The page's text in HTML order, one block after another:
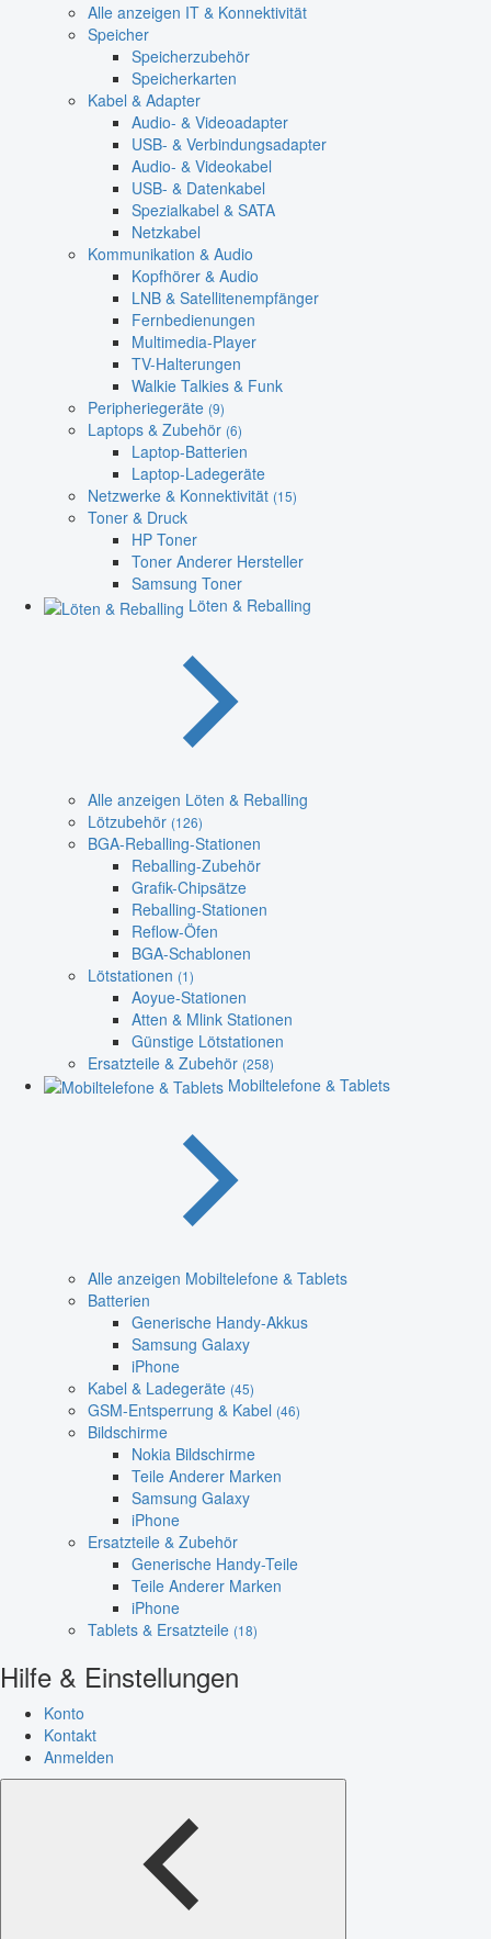
Alle anzeigen IT & Konnektivität
Speicher
Speicherzubehör
Speicherkarten
Kabel & Adapter
Audio- & Videoadapter
USB- & Verbindungsadapter
Audio- & Videokabel
USB- & Datenkabel
Spezialkabel & SATA
Netzkabel
Kommunikation & Audio
Kopfhörer & Audio
LNB & Satellitenempfänger
Fernbedienungen
Multimedia-Player
TV-Halterungen
Walkie Talkies & Funk
Peripheriegeräte (9)
Laptops & Zubehör (6)
Laptop-Batterien
Laptop-Ladegeräte
Netzwerke & Konnektivität (15)
Toner & Druck
HP Toner
Toner Anderer Hersteller
Samsung Toner
Löten & Reballing
Alle anzeigen Löten & Reballing
Lötzubehör (126)
BGA-Reballing-Stationen
Reballing-Zubehör
Grafik-Chipsätze
Reballing-Stationen
Reflow-Öfen
BGA-Schablonen
Lötstationen (1)
Aoyue-Stationen
Atten & Mlink Stationen
Günstige Lötstationen
Ersatzteile & Zubehör (258)
Mobiltelefone & Tablets
Alle anzeigen Mobiltelefone & Tablets
Batterien
Generische Handy-Akkus
Samsung Galaxy
iPhone
Kabel & Ladegeräte (45)
GSM-Entsperrung & Kabel (46)
Bildschirme
Nokia Bildschirme
Teile Anderer Marken
Samsung Galaxy
iPhone
Ersatzteile & Zubehör
Generische Handy-Teile
Teile Anderer Marken
iPhone
Tablets & Ersatzteile (18)
Hilfe & Einstellungen
Konto
Kontakt
Anmelden